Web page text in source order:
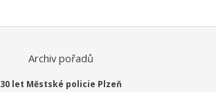
Archiv pořadů
30 let Městské policie Plzeň